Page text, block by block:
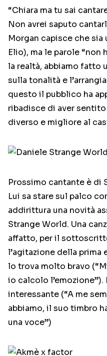
“Chiara ma tu sai
Non avrei saputo
Morgan capisce che sia
Elio), ma le parole “non
la realtà, abbiamo fatto
sulla tonalità e
questo il pubblico ha
ribadisce di aver sentito
diverso e migliore al
Prossimo cantante è di
Lui sa stare sul palco
addirittura una novità
Strange World. Una
affatto, per il
l’agitazione della prima
lo trova molto bravo
io calcolo
interessante (“A me
abbiamo, il suo timbro
una voce”)